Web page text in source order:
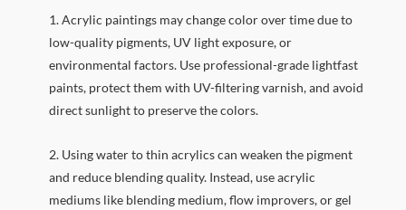
1. Acrylic paintings may change color over time due to
low-quality pigments, UV light exposure, or
environmental factors. Use professional-grade lightfast
paints, protect them with UV-filtering varnish, and avoid
direct sunlight to preserve the colors.
2. Using water to thin acrylics can weaken the pigment
and reduce blending quality. Instead, use acrylic
mediums like blending medium, flow improvers, or gel